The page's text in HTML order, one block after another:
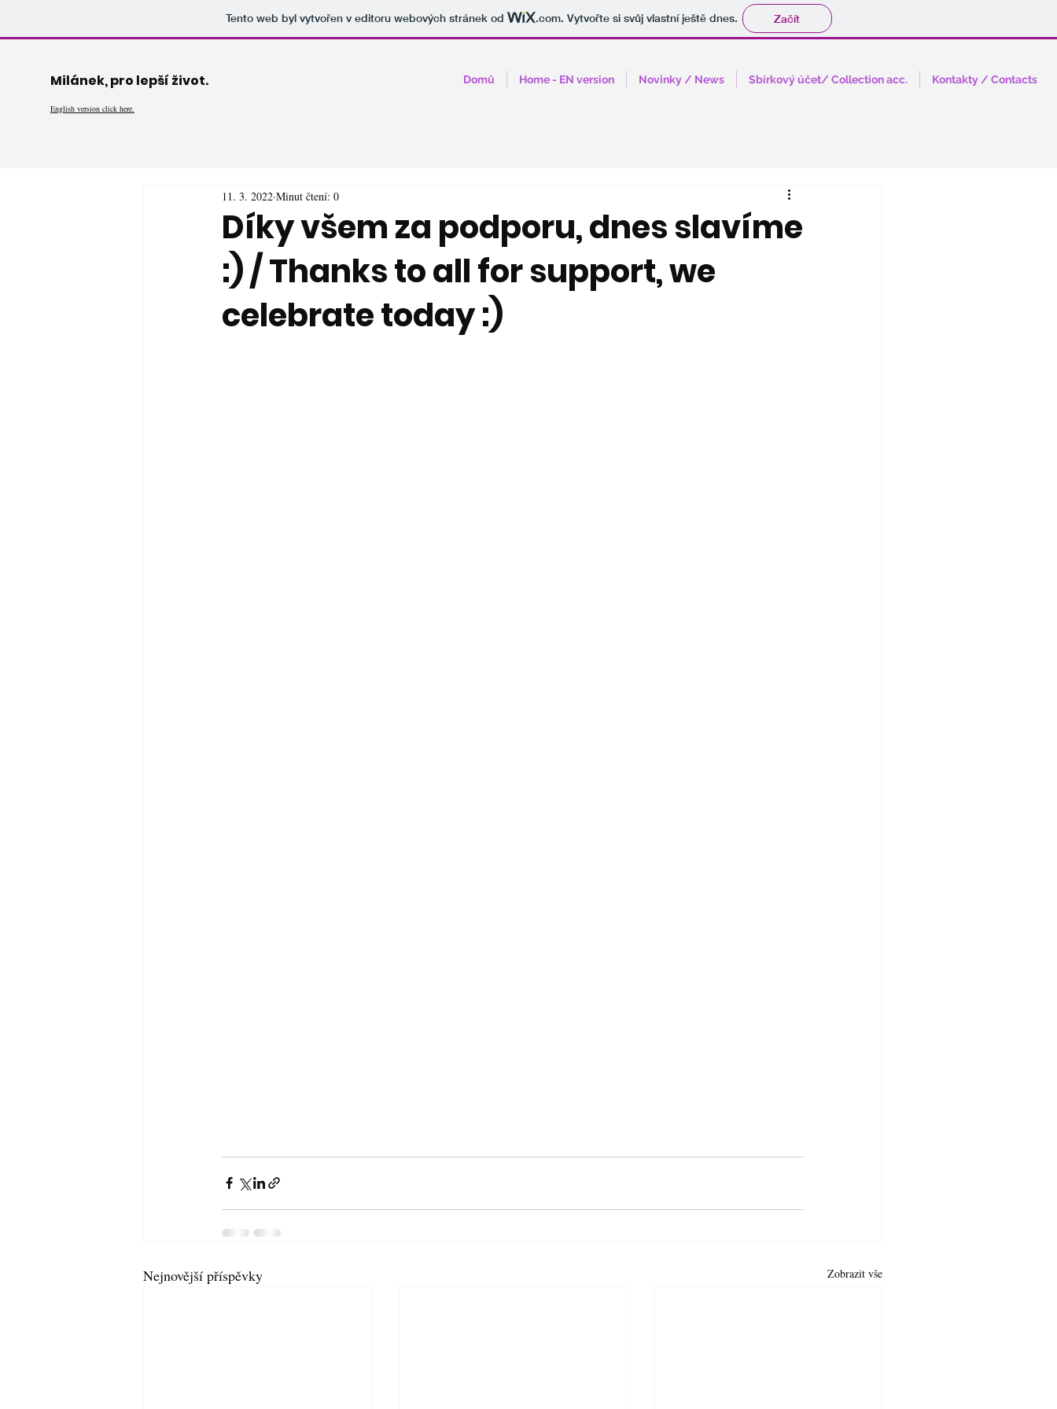
Tento web byl vytvořen v editoru webových stránek od .com. Vytvořte si svůj vlastní ještě dnes. Začít
Milánek, pro lepší život.
English version click here.
Domů Home - EN version Novinky / News Sbírkový účet/ Collection acc. Kontakty / Contacts
Díky všem za podporu, dnes slavíme
:) / Thanks to all for support, we
celebrate today :)
11. 3. 2022 Minut čtení: 0
Nejnovější příspěvky Zobrazit vše